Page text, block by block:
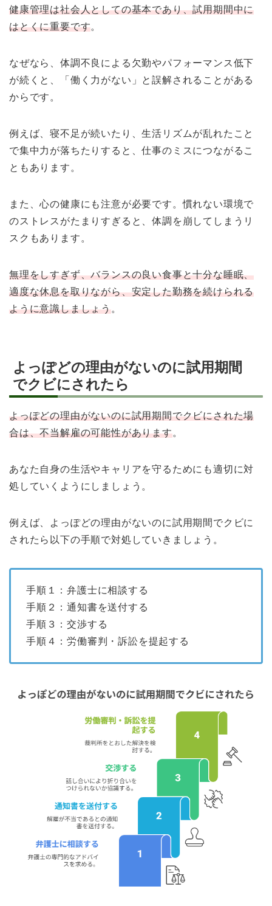
健康管理は社会人としての基本であり、試用期間中に
はとくに重要です。
なぜなら、体調不良による欠勤やパフォーマンス低下
が続くと、「働く力がない」と誤解されることがある
からです。
例えば、寝不足が続いたり、生活リズムが乱れたこと
で集中力が落ちたりすると、仕事のミスにつながるこ
ともあります。
また、心の健康にも注意が必要です。慣れない環境で
のストレスがたまりすぎると、体調を崩してしまうリ
スクもあります。
無理をしすぎず、バランスの良い食事と十分な睡眠、
適度な休息を取りながら、安定した勤務を続けられる
ように意識しましょう。
よっぽどの理由がないのに試用期間
でクビにされたら
よっぽどの理由がないのに試用期間でクビにされた場
合は、不当解雇の可能性があります。
あなた自身の生活やキャリアを守るためにも適切に対
処していくようにしましょう。
例えば、よっぽどの理由がないのに試用期間でクビに
されたら以下の手順で対処していきましょう。
手順１：弁護士に相談する
手順２：通知書を送付する
手順３：交渉する
手順４：労働審判・訴訟を提起する